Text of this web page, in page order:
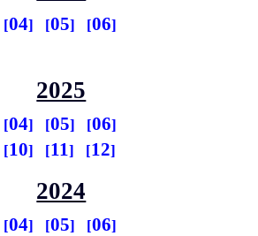
04 05
06
2025
04 05
06
10 11 12
2024
04 05
06